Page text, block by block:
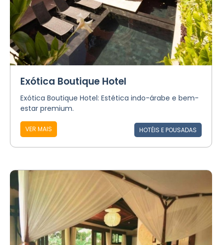
Exótica Boutique Hotel
Exótica Boutique Hotel: Estética indo-árabe e bem-
estar premium.
VER MAIS HOTÉIS E POUSADAS